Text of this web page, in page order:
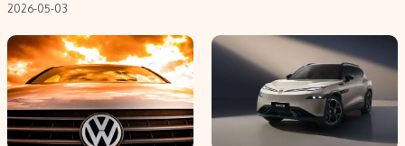
Turinio žymėjimo taisyklės
Kontaktai
Regionų naujienos
Indėlių palūkanos
2026-05-03